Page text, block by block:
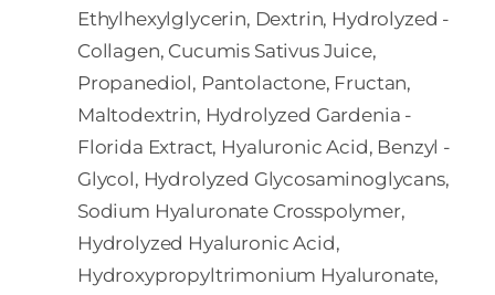
Ethylhexylglycerin, Dextrin, Hydrolyzed ­
Collagen, Cucumis ­Sativus ­Juice,
Propanediol, Pantolactone, Fructan,
Maltodextrin, Hydrolyzed ­Gardenia ­
Florida ­Extract, Hyaluronic ­Acid, Benzyl ­
Glycol, Hydrolyzed ­Glycosaminoglycans,
Sodium ­Hyaluronate ­Crosspolymer,
Hydrolyzed ­Hyaluronic ­Acid,
Hydroxypropyltrimonium ­Hyaluronate,